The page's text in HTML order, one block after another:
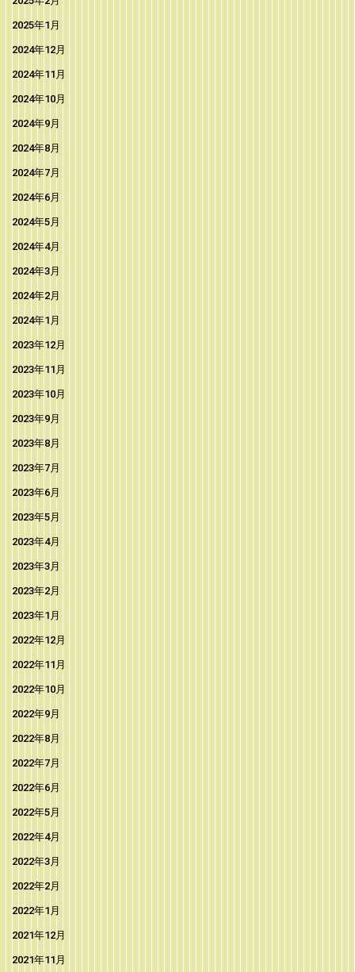
2025年1月
2024年12月
2024年11月
2024年10月
2024年9月
2024年8月
2024年7月
2024年6月
2024年5月
2024年4月
2024年3月
2024年2月
2024年1月
2023年12月
2023年11月
2023年10月
2023年9月
2023年8月
2023年7月
2023年6月
2023年5月
2023年4月
2023年3月
2023年2月
2023年1月
2022年12月
2022年11月
2022年10月
2022年9月
2022年8月
2022年7月
2022年6月
2022年5月
2022年4月
2022年3月
2022年2月
2022年1月
2021年12月
2021年11月